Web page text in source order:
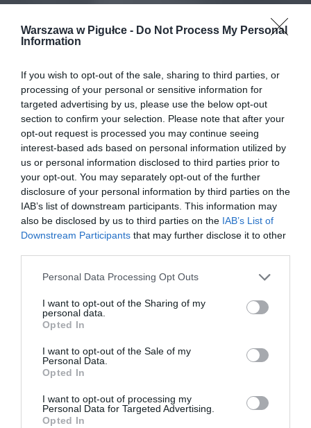
Warszawa w Pigułce - Do Not Process My Personal
Information
If you wish to opt-out of the sale, sharing to third parties, or
processing of your personal or sensitive information for
targeted advertising by us, please use the below opt-out
section to confirm your selection. Please note that after your
opt-out request is processed you may continue seeing
interest-based ads based on personal information utilized by
us or personal information disclosed to third parties prior to
your opt-out. You may separately opt-out of the further
disclosure of your personal information by third parties on the
IAB’s list of downstream participants. This information may
also be disclosed by us to third parties on the IAB’s List of
Downstream Participants that may further disclose it to other
Personal Data Processing Opt Outs
I want to opt-out of the Sharing of my
personal data.
Opted In
I want to opt-out of the Sale of my
Personal Data.
Opted In
I want to opt-out of processing my
Personal Data for Targeted Advertising.
Opted In